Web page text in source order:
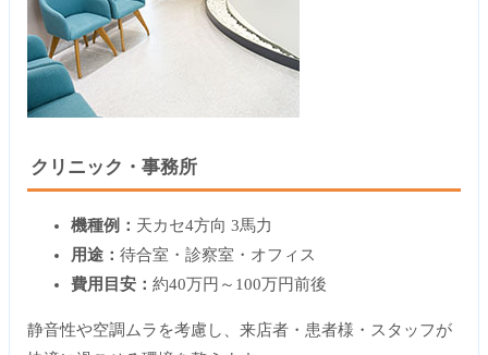
クリニック・事務所
機種例： 天カセ4方向 3馬力
用途： 待合室・診察室・オフィス
費用目安： 約40万円～100万円前後
静音性や空調ムラを考慮し、来店者・患者様・スタッフが